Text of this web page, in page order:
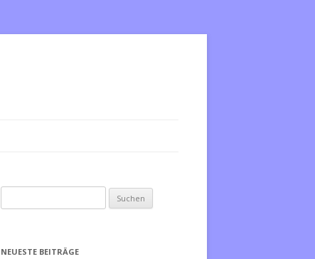
u
h
NEUESTE BEITRÄGE